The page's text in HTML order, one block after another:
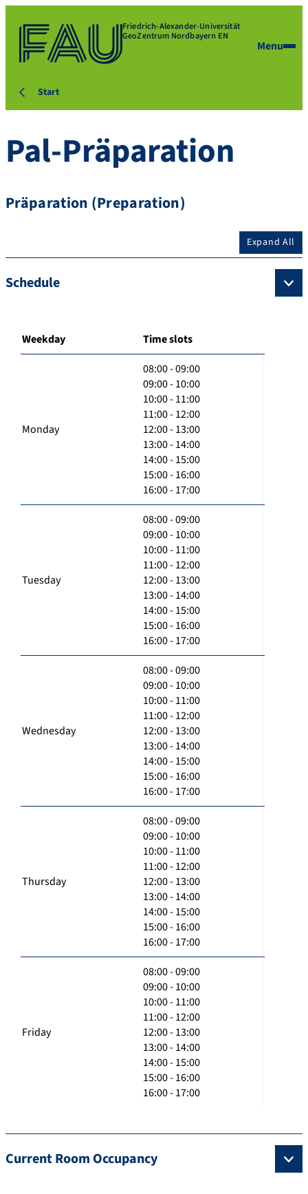
Friedrich-Alexander-Universität
GeoZentrum Nordbayern EN
Menu
Start
Pal-Präparation
Präparation (Preparation)
Expand All
Schedule
Weekday Time slots
Monday
08:00 - 09:00
09:00 - 10:00
10:00 - 11:00
11:00 - 12:00
12:00 - 13:00
13:00 - 14:00
14:00 - 15:00
15:00 - 16:00
16:00 - 17:00
Tuesday
08:00 - 09:00
09:00 - 10:00
10:00 - 11:00
11:00 - 12:00
12:00 - 13:00
13:00 - 14:00
14:00 - 15:00
15:00 - 16:00
16:00 - 17:00
Wednesday
08:00 - 09:00
09:00 - 10:00
10:00 - 11:00
11:00 - 12:00
12:00 - 13:00
13:00 - 14:00
14:00 - 15:00
15:00 - 16:00
16:00 - 17:00
Thursday
08:00 - 09:00
09:00 - 10:00
10:00 - 11:00
11:00 - 12:00
12:00 - 13:00
13:00 - 14:00
14:00 - 15:00
15:00 - 16:00
16:00 - 17:00
Friday
08:00 - 09:00
09:00 - 10:00
10:00 - 11:00
11:00 - 12:00
12:00 - 13:00
13:00 - 14:00
14:00 - 15:00
15:00 - 16:00
16:00 - 17:00
Current Room Occupancy